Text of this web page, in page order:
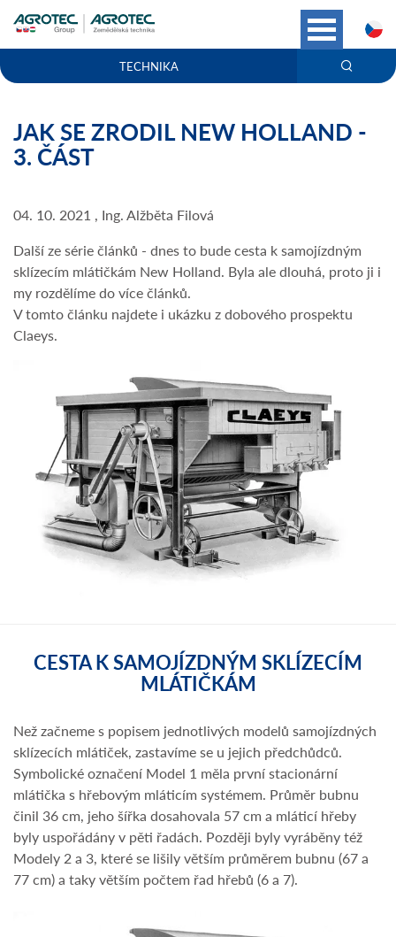
TECHNIKA
JAK SE ZRODIL NEW HOLLAND -
3. ČÁST
04. 10. 2021 , Ing. Alžběta Filová
Další ze série článků - dnes to bude cesta k samojízdným
sklízecím mlátičkám New Holland. Byla ale dlouhá, proto ji i
my rozdělíme do více článků.
V tomto článku najdete i ukázku z dobového prospektu
Claeys.
CESTA K SAMOJÍZDNÝM SKLÍZECÍM
MLÁTIČKÁM
Než začneme s popisem jednotlivých modelů samojízdných
sklízecích mlátiček, zastavíme se u jejich předchůdců.
Symbolické označení Model 1 měla první stacionární
mlátička s hřebovým mláticím systémem. Průměr bubnu
činil 36 cm, jeho šířka dosahovala 57 cm a mláticí hřeby
byly uspořádány v pěti řadách. Později byly vyráběny též
Modely 2 a 3, které se lišily větším průměrem bubnu (67 a
77 cm) a taky větším počtem řad hřebů (6 a 7).